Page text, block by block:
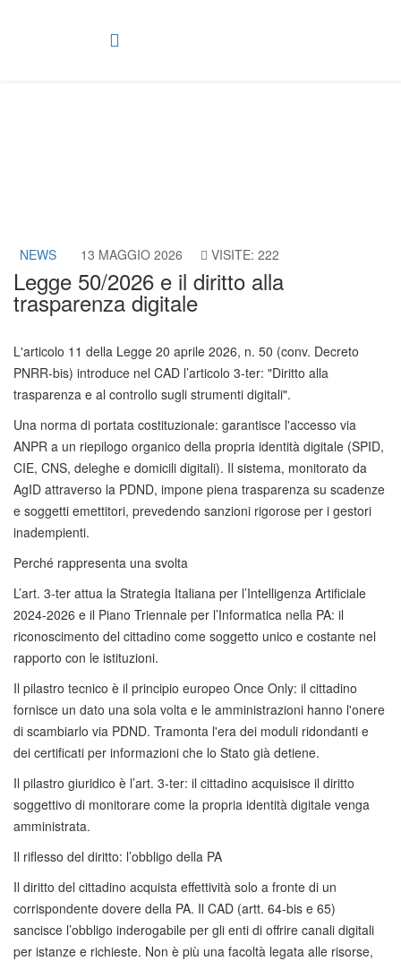
NEWS 13 MAGGIO 2026 VISITE: 222
Legge 50/2026 e il diritto alla
trasparenza digitale
L'articolo 11 della Legge 20 aprile 2026, n. 50 (conv. Decreto
PNRR-bis) introduce nel CAD l’articolo 3-ter: "Diritto alla
trasparenza e al controllo sugli strumenti digitali".
Una norma di portata costituzionale: garantisce l'accesso via
ANPR a un riepilogo organico della propria identità digitale (SPID,
CIE, CNS, deleghe e domicili digitali). Il sistema, monitorato da
AgID attraverso la PDND, impone piena trasparenza su scadenze
e soggetti emettitori, prevedendo sanzioni rigorose per i gestori
inadempienti.
Perché rappresenta una svolta
L’art. 3-ter attua la Strategia Italiana per l’Intelligenza Artificiale
2024-2026 e il Piano Triennale per l’Informatica nella PA: il
riconoscimento del cittadino come soggetto unico e costante nel
rapporto con le istituzioni.
Il pilastro tecnico è il principio europeo Once Only: il cittadino
fornisce un dato una sola volta e le amministrazioni hanno l'onere
di scambiarlo via PDND. Tramonta l'era dei moduli ridondanti e
dei certificati per informazioni che lo Stato già detiene.
Il pilastro giuridico è l’art. 3-ter: il cittadino acquisisce il diritto
soggettivo di monitorare come la propria identità digitale venga
amministrata.
Il riflesso del diritto: l’obbligo della PA
Il diritto del cittadino acquista effettività solo a fronte di un
corrispondente dovere della PA. Il CAD (artt. 64-bis e 65)
sancisce l’obbligo inderogabile per gli enti di offrire canali digitali
per istanze e richieste. Non è più una facoltà legata alle risorse,